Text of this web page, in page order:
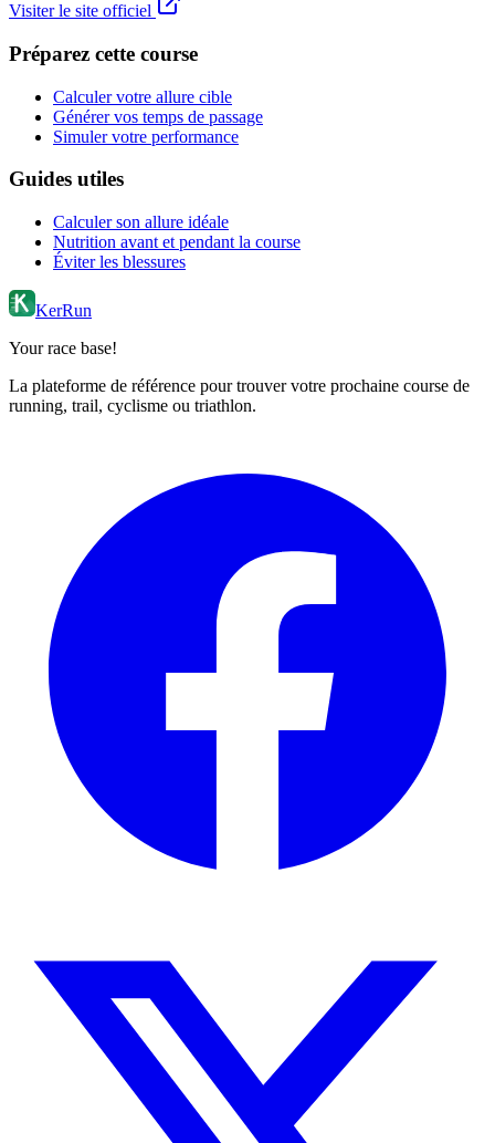
Visiter le site officiel
Préparez cette course
Calculer votre allure cible
Générer vos temps de passage
Simuler votre performance
Guides utiles
Calculer son allure idéale
Nutrition avant et pendant la course
Éviter les blessures
KerRun
Your race base!
La plateforme de référence pour trouver votre prochaine course de
running, trail, cyclisme ou triathlon.